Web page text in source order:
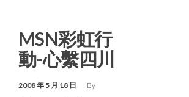
MSN彩虹行
動-心繫四川
2008 年 5 月 18 日
By